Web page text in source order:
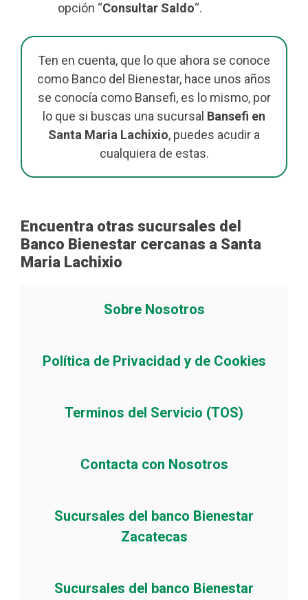
opción “Consultar Saldo“.
Ten en cuenta, que lo que ahora se conoce
como Banco del Bienestar, hace unos años
se conocía como Bansefi, es lo mismo, por
lo que si buscas una sucursal Bansefi en
Santa Maria Lachixio, puedes acudir a
cualquiera de estas.
Encuentra otras sucursales del
Banco Bienestar cercanas a Santa
Maria Lachixio
Sobre Nosotros
Política de Privacidad y de Cookies
Terminos del Servicio (TOS)
Contacta con Nosotros
Sucursales del banco Bienestar
Zacatecas
Sucursales del banco Bienestar